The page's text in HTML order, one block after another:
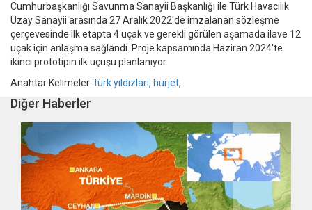
Cumhurbaşkanlığı Savunma Sanayii Başkanlığı ile Türk Havacılık
Uzay Sanayii arasında 27 Aralık 2022'de imzalanan sözleşme
çerçevesinde ilk etapta 4 uçak ve gerekli görülen aşamada ilave 12
uçak için anlaşma sağlandı. Proje kapsamında Haziran 2024'te
ikinci prototipin ilk uçuşu planlanıyor.
Anahtar Kelimeler: türk yıldızları, hürjet,
Diğer Haberler